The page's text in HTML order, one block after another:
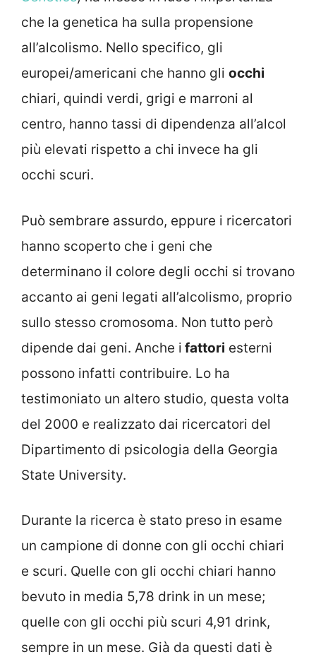
che la genetica ha sulla propensione
all’alcolismo. Nello specifico, gli
europei/americani che hanno gli occhi
chiari, quindi verdi, grigi e marroni al
centro, hanno tassi di dipendenza all’alcol
più elevati rispetto a chi invece ha gli
occhi scuri.
Può sembrare assurdo, eppure i ricercatori
hanno scoperto che i geni che
determinano il colore degli occhi si trovano
accanto ai geni legati all’alcolismo, proprio
sullo stesso cromosoma. Non tutto però
dipende dai geni. Anche i fattori esterni
possono infatti contribuire. Lo ha
testimoniato un altero studio, questa volta
del 2000 e realizzato dai ricercatori del
Dipartimento di psicologia della Georgia
State University.
Durante la ricerca è stato preso in esame
un campione di donne con gli occhi chiari
e scuri. Quelle con gli occhi chiari hanno
bevuto in media 5,78 drink in un mese;
quelle con gli occhi più scuri 4,91 drink,
sempre in un mese. Già da questi dati è